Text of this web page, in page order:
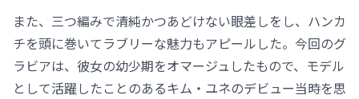
また、三つ編みで清純かつあどけない眼差しをし、ハンカ
チを頭に巻いてラブリーな魅力もアピールした。今回のグ
ラビアは、彼女の幼少期をオマージュしたもので、モデル
として活躍したことのあるキム・ユネのデビュー当時を思